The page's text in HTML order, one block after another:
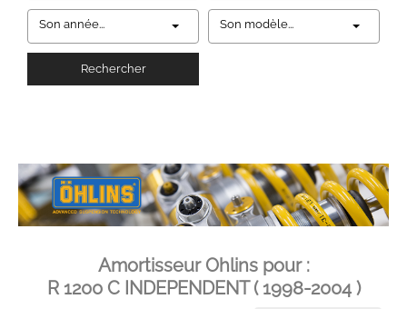
Son année... Son modèle...
Rechercher
Amortisseur Ohlins pour :
R 1200 C INDEPENDENT ( 1998-2004 )